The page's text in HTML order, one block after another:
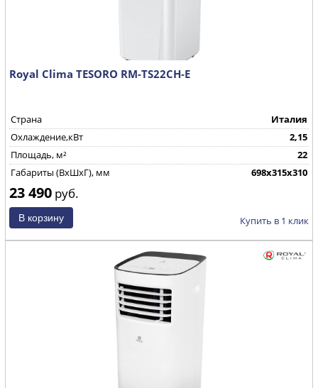
Royal Clima TESORO RM-TS22CH-E
Страна
Италия
Охлаждение,кВт
2,15
Площадь, м²
22
Габариты (ВхШхГ), мм
698х315х310
23 490 руб.
Купить в 1 клик